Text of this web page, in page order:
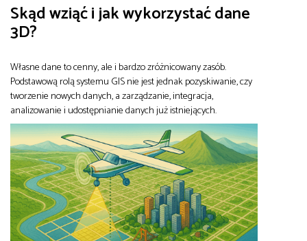
Skąd wziąć i jak wykorzystać dane
3D?
Własne dane to cenny, ale i bardzo zróżnicowany zasób.
Podstawową rolą systemu GIS nie jest jednak pozyskiwanie, czy
tworzenie nowych danych, a zarządzanie, integracja,
analizowanie i udostępnianie danych już istniejących.